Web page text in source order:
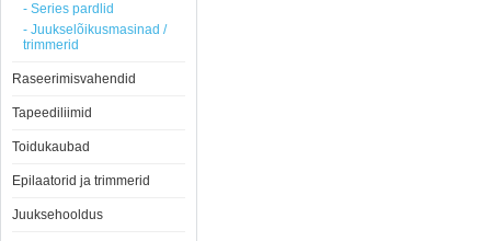
- Series pardlid
- Juukselõikusmasinad /
trimmerid
Raseerimisvahendid
Tapeediliimid
Toidukaubad
Epilaatorid ja trimmerid
Juuksehooldus